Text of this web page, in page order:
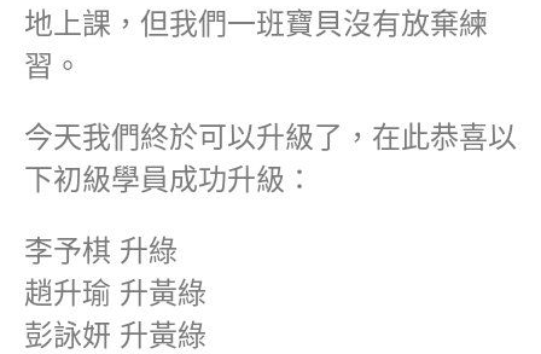
地上課，但我們一班寶貝沒有放棄練
習。
今天我們終於可以升級了，在此恭喜以
下初級學員成功升級：
李予棋 升綠
趙升瑜 升黃綠
彭詠妍 升黃綠